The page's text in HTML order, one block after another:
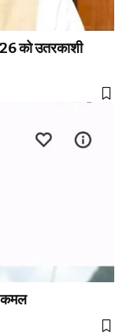
को उतरकाशी
कमल